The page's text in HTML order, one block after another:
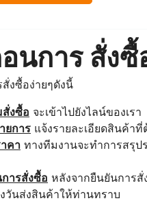
นการ สั่งซื้
งซื้อง่ายๆดังนี้
งซื้อ จะเข้าไปยังไลน์ของเรา
ยการ แจ้งรายละเอียดสินค้าที่
คา ทางทีมงานจะทำการสรุป
ารสั่งซื้อ หลังจากยืนยันการ
วันส่งสินค้าให้ท่านทราบ